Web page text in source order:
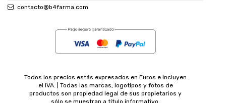
contacto@b4farma.com
Todos los precios estás expresados en Euros e incluyen
el IVA. | Todas las marcas, logotipos y fotos de
productos son propiedad legal de sus propietarios y
sólo se muestran a título informativo.